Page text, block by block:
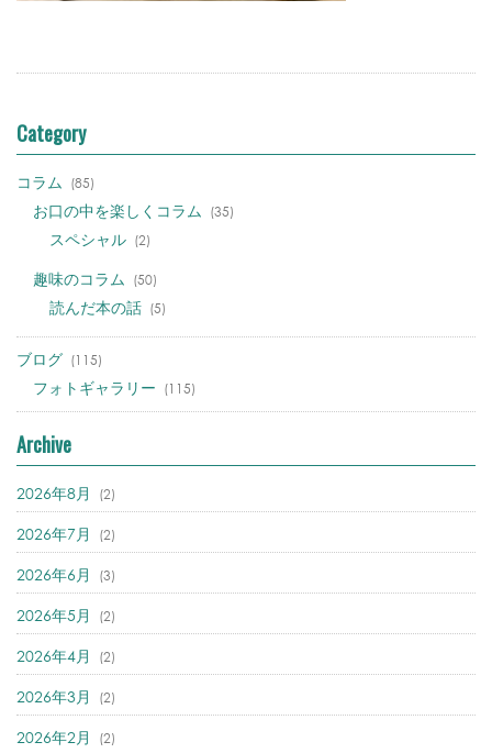
Category
コラム (85)
お口の中を楽しくコラム (35)
スペシャル (2)
趣味のコラム (50)
読んだ本の話 (5)
ブログ (115)
フォトギャラリー (115)
Archive
2026年8月 (2)
2026年7月 (2)
2026年6月 (3)
2026年5月 (2)
2026年4月 (2)
2026年3月 (2)
2026年2月 (2)